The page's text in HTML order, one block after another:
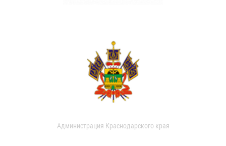
Администрация Краснодарского края